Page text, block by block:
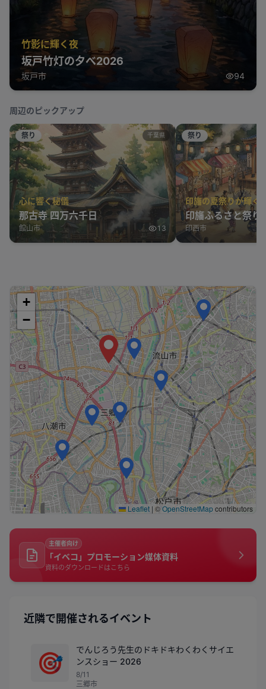
竹影に輝く夜
坂戸竹灯の夕べ2026
坂戸市 94
周辺のピックアップ
祭り 千葉県
心に響く秘儀
那古寺 四万六千日
館山市 13
祭り
印旛の夏祭りが輝く
印旛ふるさと祭
印西市
+
−
Leaflet | ©OpenStreetMapcontributors
主催者向け
「イベコ」プロモーション媒体資料
資料のダウンロードはこちら
近隣で開催されるイベント
🎯
でんじろう先生のドキドキわくわくサイエ
ンスショー 2026
8/11
三郷市